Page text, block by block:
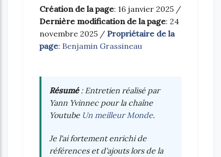
Création de la page: 16 janvier 2025 /
Dernière modification de la page: 24
novembre 2025 / Propriétaire de la
page: Benjamin Grassineau
Résumé: Entretien réalisé par
Yann Yvinnec pour la chaîne
Youtube Un meilleur Monde.
Je l'ai fortement enrichi de
références et d'ajouts lors de la